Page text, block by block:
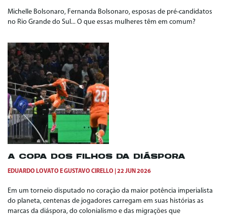
Michelle Bolsonaro, Fernanda Bolsonaro, esposas de pré-candidatos
no Rio Grande do Sul... O que essas mulheres têm em comum?
A COPA DOS FILHOS DA DIÁSPORA
EDUARDO LOVATO EGUSTAVO CIRELLO 22 JUN 2026
Em um torneio disputado no coração da maior potência imperialista
do planeta, centenas de jogadores carregam em suas histórias as
marcas da diáspora, do colonialismo e das migrações que